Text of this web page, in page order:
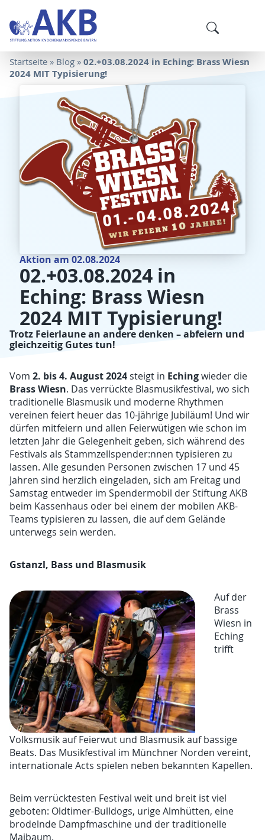
Startseite » Blog »02.+03.08.2024 in Eching: Brass Wiesn
2024 MIT Typisierung!
Aktion am 02.08.2024
02.+03.08.2024 in
Eching: Brass Wiesn
2024 MIT Typisierung!
Trotz Feierlaune an andere denken – abfeiern und
gleichzeitig Gutes tun!
Vom2. bis 4. August 2024steigt in Echingwieder die
Brass Wiesn. Das verrückte Blasmusikfestival, wo sich
traditionelle Blasmusik und moderne Rhythmen
vereinen feiert heuer das 10-jährige Jubiläum! Und wir
dürfen mitfeiern und allen Feierwütigen wie schon im
letzten Jahr die Gelegenheit geben, sich während des
Festivals als Stammzellspender:nnen typisieren zu
lassen. Alle gesunden Personen zwischen 17 und 45
Jahren sind herzlich eingeladen, sich am Freitag und
Samstag entweder im Spendermobil der Stiftung AKB
beim Kassenhaus oder bei einem der mobilen AKB-
Teams typisieren zu lassen, die auf dem Gelände
unterwegs sein werden.
Gstanzl, Bass und Blasmusik
Auf der
Brass
Wiesn in
Eching
trifft
Volksmusik auf Feierwut und Blasmusik auf bassige
Beats. Das Musikfestival im Münchner Norden vereint,
internationale Acts spielen neben bekannten Kapellen.
Beim verrücktesten Festival weit und breit ist viel
geboten: Oldtimer-Bulldogs, urige Almhütten, eine
brodelnde Dampfmaschine und der traditionelle
Maibaum.